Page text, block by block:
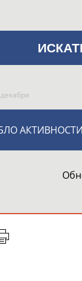
АКТИВНОСТИ